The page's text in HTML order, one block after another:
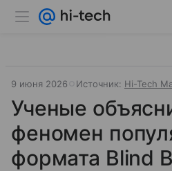
9 июня 2026 Источник: Hi-Tech
Ученые
феномен
формата Blind